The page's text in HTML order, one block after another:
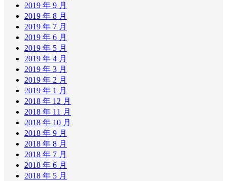
2019 年 9 月
2019 年 8 月
2019 年 7 月
2019 年 6 月
2019 年 5 月
2019 年 4 月
2019 年 3 月
2019 年 2 月
2019 年 1 月
2018 年 12 月
2018 年 11 月
2018 年 10 月
2018 年 9 月
2018 年 8 月
2018 年 7 月
2018 年 6 月
2018 年 5 月